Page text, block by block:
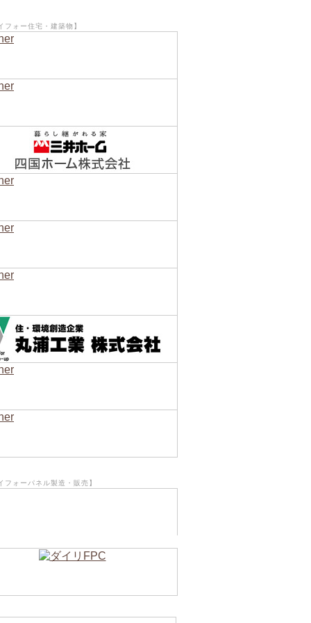
フォー住宅・建築物】
フォーパネル製造・販売】